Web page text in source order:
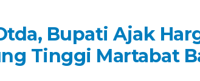
Bupati Ajak
Tinggi Martabat